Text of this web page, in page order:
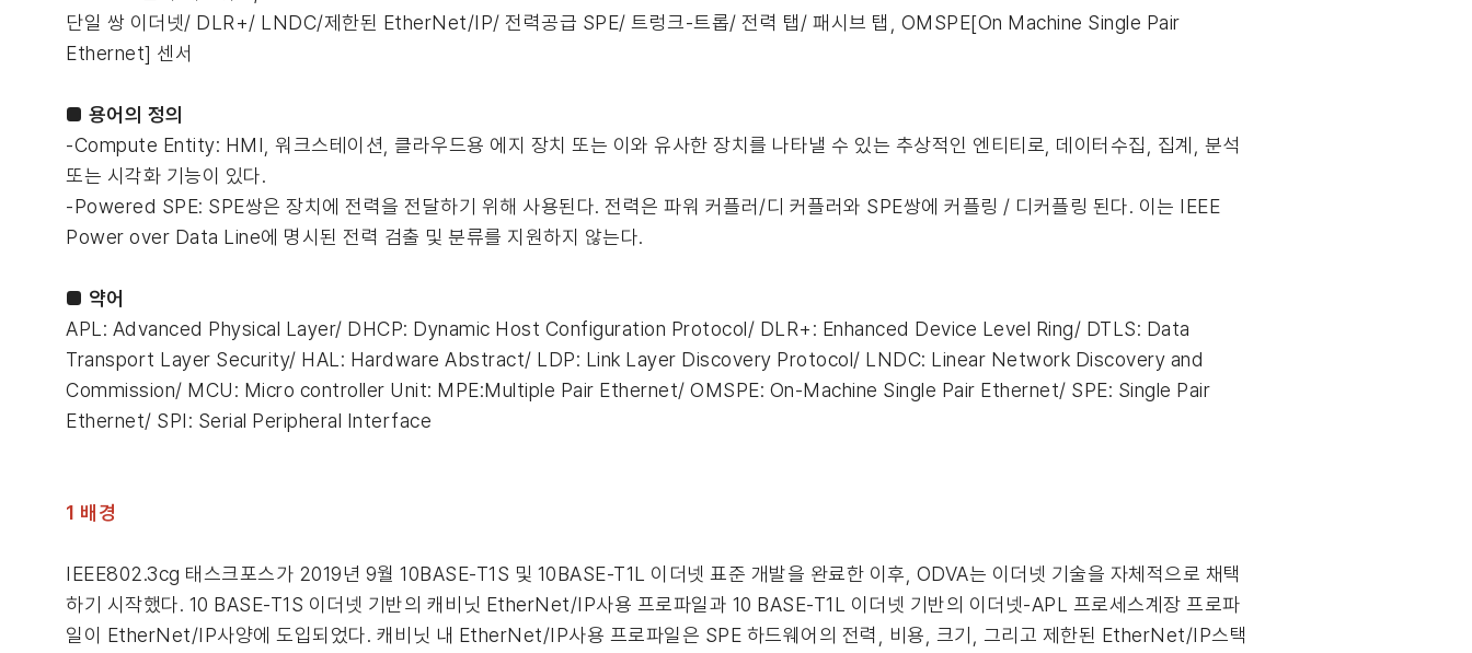
단일 쌍 이더넷/ DLR+/ LNDC/제한된 EtherNet/IP/ 전력공급 SPE/ 트렁크-트롭/ 전력 탭/ 패시브 탭, OMSPE[On Machine Single Pair
Ethernet] 센서
■ 용어의 정의
-Compute Entity: HMI, 워크스테이션, 클라우드용 에지 장치 또는 이와 유사한 장치를 나타낼 수 있는 추상적인 엔티티로, 데이터수집, 집계, 분석
또는 시각화 기능이 있다.
-Powered SPE: SPE쌍은 장치에 전력을 전달하기 위해 사용된다. 전력은 파워 커플러/디 커플러와 SPE쌍에 커플링 / 디커플링 된다. 이는 IEEE
Power over Data Line에 명시된 전력 검출 및 분류를 지원하지 않는다.
■ 약어
APL: Advanced Physical Layer/ DHCP: Dynamic Host Configuration Protocol/ DLR+: Enhanced Device Level Ring/ DTLS: Data
Transport Layer Security/ HAL: Hardware Abstract/ LDP: Link Layer Discovery Protocol/ LNDC: Linear Network Discovery and
Commission/ MCU: Micro controller Unit: MPE:Multiple Pair Ethernet/ OMSPE: On-Machine Single Pair Ethernet/ SPE: Single Pair
Ethernet/ SPI: Serial Peripheral Interface
1 배경
IEEE802.3cg 태스크포스가 2019년 9월 10BASE-T1S 및 10BASE-T1L 이더넷 표준 개발을 완료한 이후, ODVA는 이더넷 기술을 자체적으로 채택
하기 시작했다. 10 BASE-T1S 이더넷 기반의 캐비닛 EtherNet/IP사용 프로파일과 10 BASE-T1L 이더넷 기반의 이더넷-APL 프로세스계장 프로파
일이 EtherNet/IP사양에 도입되었다. 캐비닛 내 EtherNet/IP사용 프로파일은 SPE 하드웨어의 전력, 비용, 크기, 그리고 제한된 EtherNet/IP스택